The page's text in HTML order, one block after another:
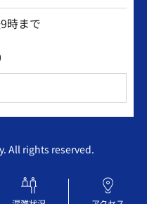
時まで
All rights reserved.